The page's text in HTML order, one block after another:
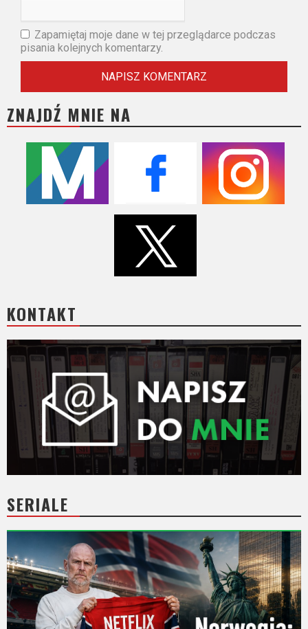
Zapamiętaj moje dane w tej przeglądarce podczas
pisania kolejnych komentarzy.
ZNAJDŹ MNIE NA
KONTAKT
SERIALE